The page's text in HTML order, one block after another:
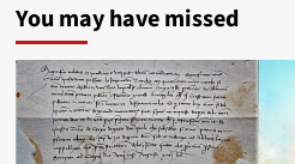
You may have missed